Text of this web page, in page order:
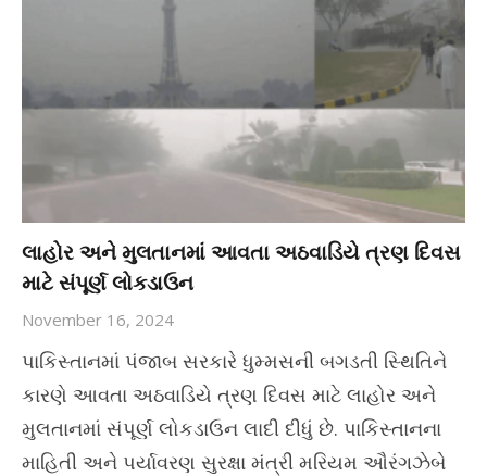
લાહોર અને મુલતાનમાં આવતા અઠવાડિયે ત્રણ દિવસ
માટે સંપૂર્ણ લોકડાઉન
November 16, 2024
પાકિસ્તાનમાં પંજાબ સરકારે ધુમ્મસની બગડતી સ્થિતિને
કારણે આવતા અઠવાડિયે ત્રણ દિવસ માટે લાહોર અને
મુલતાનમાં સંપૂર્ણ લોકડાઉન લાદી દીધું છે. પાકિસ્તાનના
માહિતી અને પર્યાવરણ સુરક્ષા મંત્રી મરિયમ ઔરંગઝેબે